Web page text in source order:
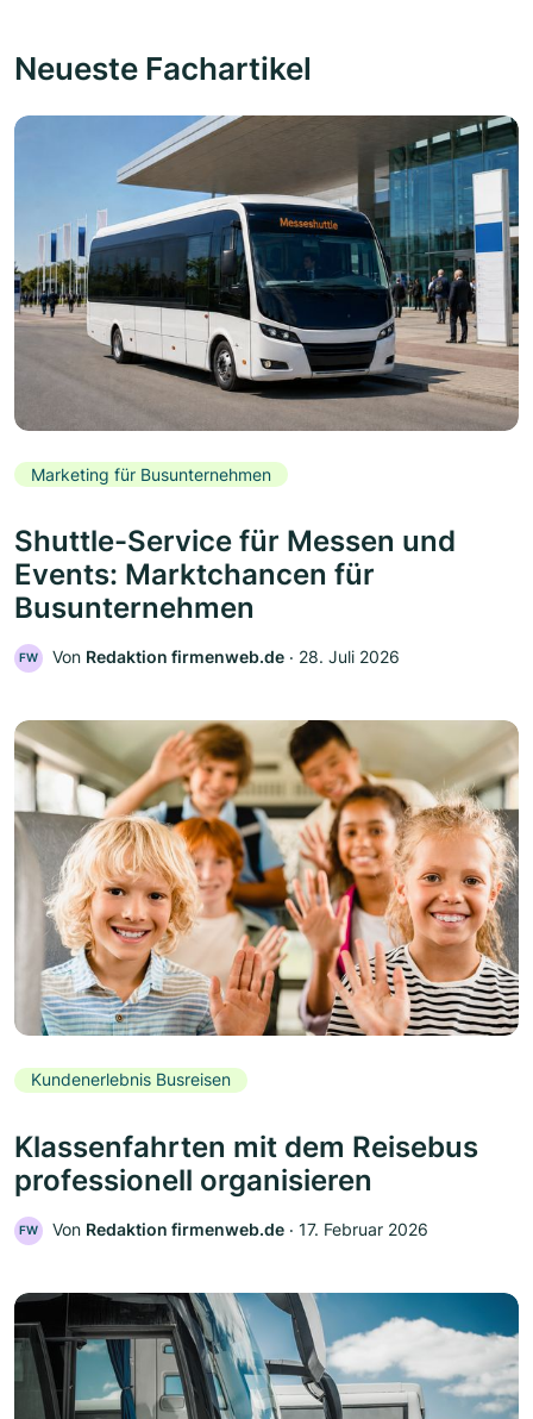
Neueste Fachartikel
Marketing für Busunternehmen
Shuttle-Service für Messen und
Events: Marktchancen für
Busunternehmen
FW Von Redaktion firmenweb.de ‧ 28. Juli 2026
Kundenerlebnis Busreisen
Klassenfahrten mit dem Reisebus
professionell organisieren
FW Von Redaktion firmenweb.de ‧ 17. Februar 2026